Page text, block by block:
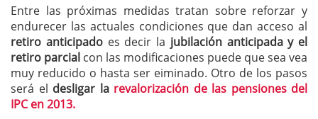
Entre las próximas medidas tratan sobre reforzar y
endurecer las actuales condiciones que dan acceso al
retiro anticipadoes decir la jubilación anticipada y el
retiro parcial con las modificaciones puede que sea vea
muy reducido o hasta ser eiminado. Otro de los pasos
será el desligar la revalorización de las pensiones del
IPC en 2013.